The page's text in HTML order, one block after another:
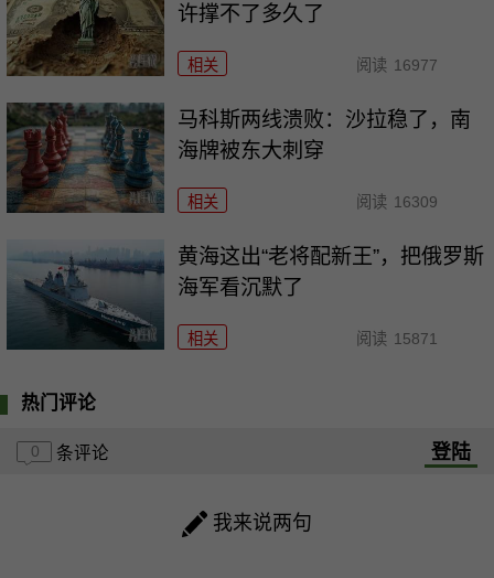
许撑不了多久了
相关 阅读 16977
马科斯两线溃败：沙拉稳了，南
海牌被东大刺穿
相关 阅读 16309
黄海这出“老将配新王”，把俄罗斯
海军看沉默了
相关 阅读 15871
热门评论
0 条评论 登陆
我来说两句